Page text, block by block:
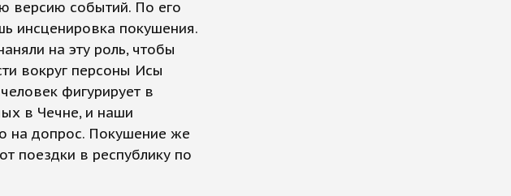
версию событий. По его
инсценировка покушения.
на эту роль, чтобы
вокруг персоны Исы
фигурирует в
в Чечне, и наши
на допрос. Покушение же
поездки в республику по